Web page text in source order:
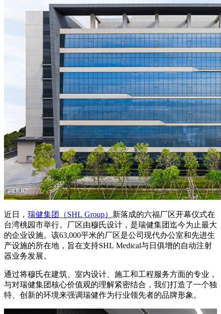
近日， 瑞健集团（SHL Group） 新落成的六福厂区开幕仪式在
台湾桃园市举行。厂区由穆氏设计，是瑞健集团迄今为止最大
的企业设施。该63,000平米的厂区是公司现代办公室和先进生
产设施的所在地，旨在支持SHL Medical与日俱增的自动注射
器业务发展。
通过将穆氏在建筑、室内设计、施工和工程服务方面的专业，
与对瑞健集团核心价值观的理解紧密结合，我们打造了一个独
特、创新的环境来强调瑞健作为行业领先者的品牌形象。